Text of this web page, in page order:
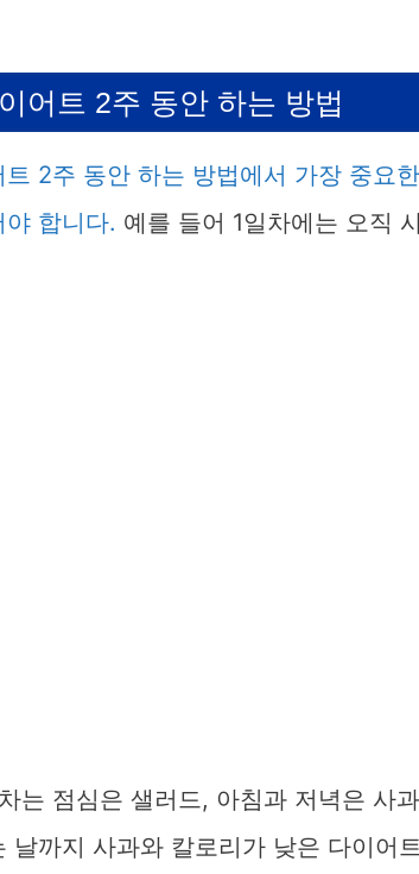
어트 2주 동안 하는 방법
트 2주 동안 하는 방법에서 가장 중요
합니다. 예를 들어 1일차에는 오직
는 점심은 샐러드, 아침과 저녁은 사
날까지 사과와 칼로리가 낮은 다이어